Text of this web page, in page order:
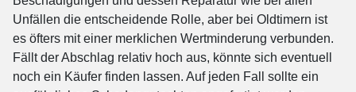
Unfällen die entscheidende Rolle, aber bei Oldtimern ist
es öfters mit einer merklichen Wertminderung verbunden.
Fällt der Abschlag relativ hoch aus, könnte sich eventuell
noch ein Käufer finden lassen. Auf jeden Fall sollte ein